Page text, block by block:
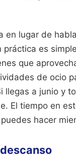
en lugar de
es
que
de ocio
llegas a junio y
El tiempo en
hacer